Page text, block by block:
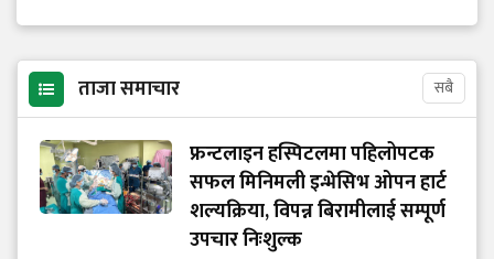
ताजा समाचार सबै
फ्रन्टलाइन हस्पिटलमा पहिलोपटक
सफल मिनिमली इन्भेसिभ ओपन हार्ट
शल्यक्रिया, विपन्न बिरामीलाई सम्पूर्ण
उपचार निःशुल्क